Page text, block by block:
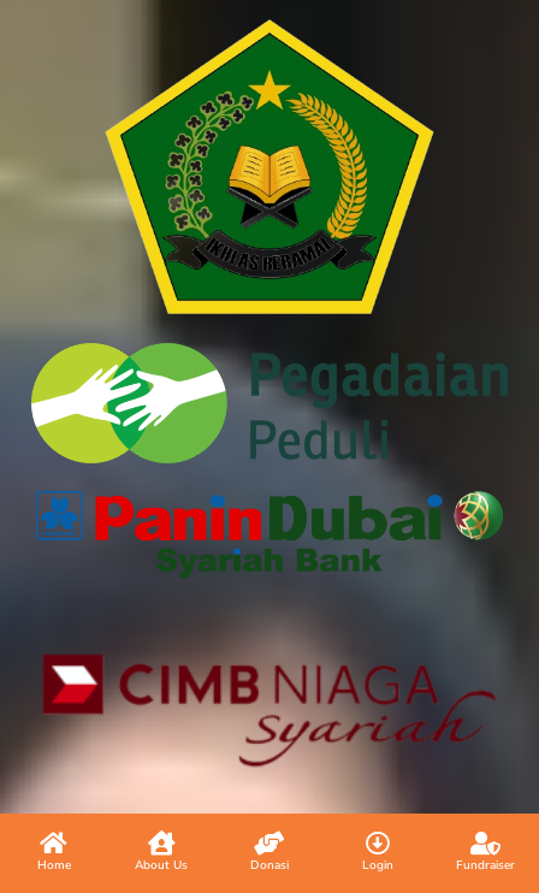
Home About Us Donasi Login Fundraiser